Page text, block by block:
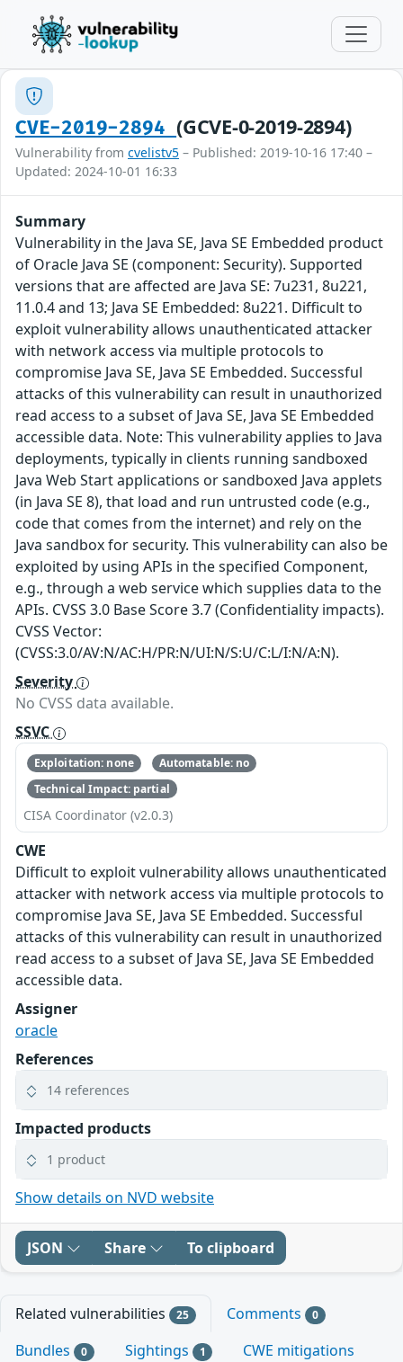
CVE-2019-2894(GCVE-0-2019-2894)
Vulnerability from cvelistv5 – Published: 2019-10-16 17:40 –
Updated: 2024-10-01 16:33
Summary
Vulnerability in the Java SE, Java SE Embedded product
of Oracle Java SE (component: Security). Supported
versions that are affected are Java SE: 7u231, 8u221,
11.0.4 and 13; Java SE Embedded: 8u221. Difficult to
exploit vulnerability allows unauthenticated attacker
with network access via multiple protocols to
compromise Java SE, Java SE Embedded. Successful
attacks of this vulnerability can result in unauthorized
read access to a subset of Java SE, Java SE Embedded
accessible data. Note: This vulnerability applies to Java
deployments, typically in clients running sandboxed
Java Web Start applications or sandboxed Java applets
(in Java SE 8), that load and run untrusted code (e.g.,
code that comes from the internet) and rely on the
Java sandbox for security. This vulnerability can also be
exploited by using APIs in the specified Component,
e.g., through a web service which supplies data to the
APIs. CVSS 3.0 Base Score 3.7 (Confidentiality impacts).
CVSS Vector:
(CVSS:3.0/AV:N/AC:H/PR:N/UI:N/S:U/C:L/I:N/A:N).
Severity
No CVSS data available.
SSVC
Exploitation: none
Automatable: no
Technical Impact: partial
CISA Coordinator (v2.0.3)
CWE
Difficult to exploit vulnerability allows unauthenticated
attacker with network access via multiple protocols to
compromise Java SE, Java SE Embedded. Successful
attacks of this vulnerability can result in unauthorized
read access to a subset of Java SE, Java SE Embedded
accessible data.
Assigner
oracle
References
14 references
Impacted products
1 product
Show details on NVD website
JSON Share To clipboard
Related vulnerabilities 25 Comments 0
Bundles 0 Sightings 1
CWE mitigations